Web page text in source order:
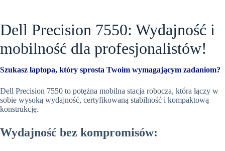
Dell Precision 7550: Wydajność i
mobilność dla profesjonalistów!
Szukasz laptopa, który sprosta Twoim wymagającym zadaniom?
Dell Precision 7550 to potężna mobilna stacja robocza, która łączy w
sobie wysoką wydajność, certyfikowaną stabilność i kompaktową
konstrukcję.
Wydajność bez kompromisów: